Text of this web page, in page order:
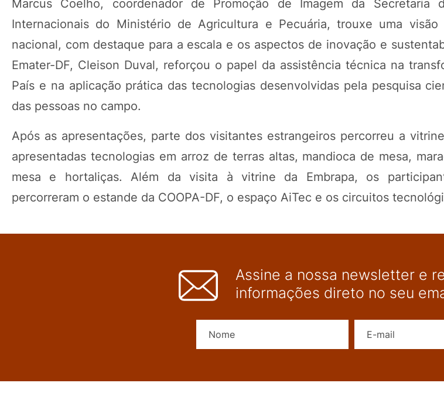
Marcus Coelho, coordenador de Promoção de Imagem da Secretaria
Internacionais do Ministério de Agricultura e Pecuária, trouxe uma
nacional, com destaque para a escala e os aspectos de inovação e
Emater-DF, Cleison Duval, reforçou o papel da assistência técnica na
País e na aplicação prática das tecnologias desenvolvidas pela pesquisa
das pessoas no campo.
Após as apresentações, parte dos visitantes estrangeiros percorreu a
apresentadas tecnologias em arroz de terras altas, mandioca de mesa,
mesa e hortaliças. Além da visita à vitrine da Embrapa, os
percorreram o estande da COOPA-DF, o espaço AiTec e os circuitos
Assine a nossa newsletter e
informações direto no seu